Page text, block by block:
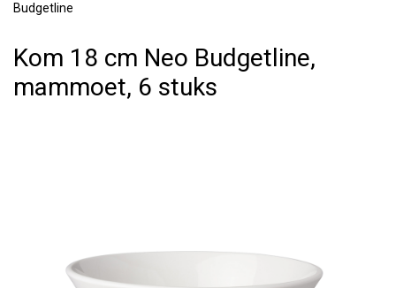
Budgetline
Kom 18 cm Neo Budgetline,
mammoet, 6 stuks